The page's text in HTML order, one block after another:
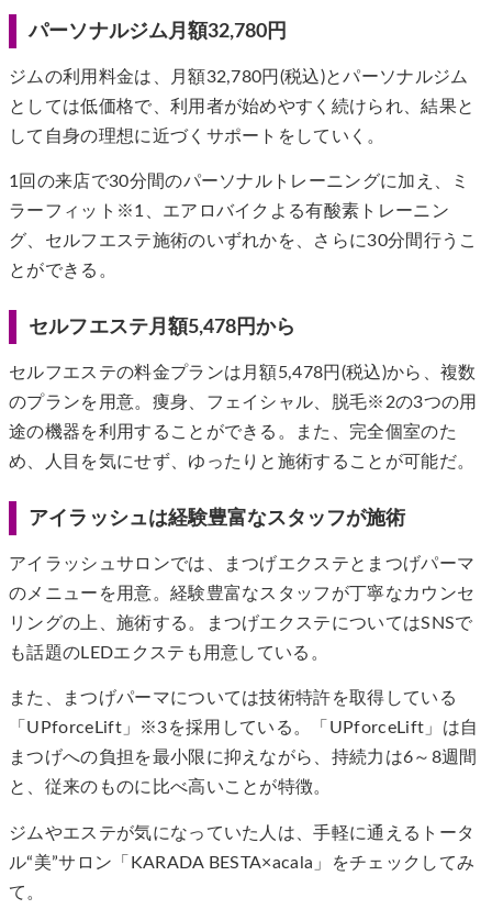
パーソナルジム月額32,780円
ジムの利用料金は、月額32,780円(税込)とパーソナルジム
としては低価格で、利用者が始めやすく続けられ、結果と
して自身の理想に近づくサポートをしていく。
1回の来店で30分間のパーソナルトレーニングに加え、ミ
ラーフィット※1、エアロバイクよる有酸素トレーニン
グ、セルフエステ施術のいずれかを、さらに30分間行うこ
とができる。
セルフエステ月額5,478円から
セルフエステの料金プランは月額5,478円(税込)から、複数
のプランを用意。痩身、フェイシャル、脱毛※2の3つの用
途の機器を利用することができる。また、完全個室のた
め、人目を気にせず、ゆったりと施術することが可能だ。
アイラッシュは経験豊富なスタッフが施術
アイラッシュサロンでは、まつげエクステとまつげパーマ
のメニューを用意。経験豊富なスタッフが丁寧なカウンセ
リングの上、施術する。まつげエクステについてはSNSで
も話題のLEDエクステも用意している。
また、まつげパーマについては技術特許を取得している
「UPforceLift」※3を採用している。「UPforceLift」は自
まつげへの負担を最小限に抑えながら、持続力は6～8週間
と、従来のものに比べ高いことが特徴。
ジムやエステが気になっていた人は、手軽に通えるトータ
ル“美”サロン「KARADA BESTA×acala」をチェックしてみ
て。